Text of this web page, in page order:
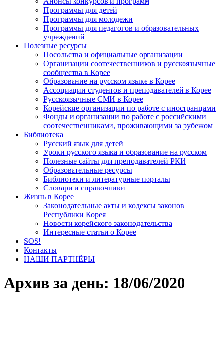
Программы для детей
Программы для молодежи
Программы для педагогов и образовательных
учреждений
Полезные ресурсы
Посольства и официальные организации
Организации соотечественников и русскоязычные
сообщества в Корее
Образование на русском языке в Корее
Ассоциации студентов и преподавателей в Корее
Русскоязычные СМИ в Корее
Корейские организации по работе с иностранцами
Фонды и организации по работе с российскими
соотечественниками, проживающими за рубежом
Библиотека
Русский язык для детей
Уроки русского языка и образование на русском
Полезные сайты для преподавателей РКИ
Образовательные ресурсы
Библиотеки и литературные порталы
Словари и справочники
Жизнь в Корее
Законодательные акты и кодексы законов
Республики Корея
Новости корейского законодательства
Интересные статьи о Корее
SOS!
Контакты
НАШИ ПАРТНЁРЫ
Архив за день: 18/06/2020